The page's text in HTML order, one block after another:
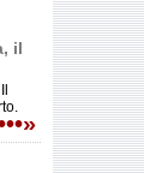
il